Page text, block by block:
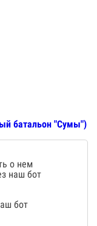
батальон "Сумы")
о нем
наш бот
бот